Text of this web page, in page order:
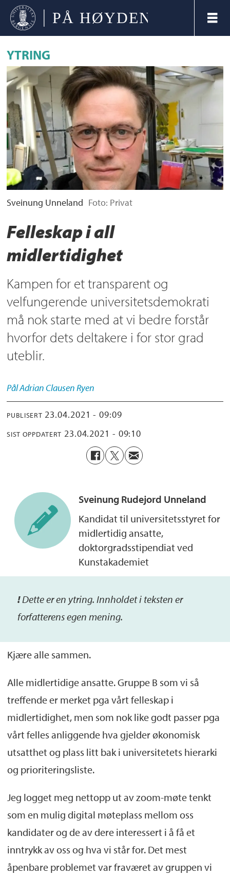
YTRING
Sveinung Unneland Foto: Privat
Felleskap i all
midlertidighet
Kampen for et transparent og
velfungerende universitetsdemokrati
må nok starte med at vi bedre forstår
hvorfor dets deltakere i for stor grad
uteblir.
Pål AdrianClausen Ryen
PUBLISERT 23.04.2021 - 09:09
SIST OPPDATERT 23.04.2021 - 09:10
Sveinung Rudejord Unneland
Kandidat til universitetsstyret for
midlertidig ansatte,
doktorgradsstipendiat ved
Kunstakademiet
!Detteeren ytring. Innholdet i teksten er
forfatterens egen mening.
Kjære alle sammen.
Alle midlertidige ansatte. Gruppe B som vi så
treffende er merket pga vårt felleskap i
midlertidighet, men som nok like godt passer pga
vårt felles anliggende hva gjelder økonomisk
utsatthet og plass litt bak i universitetets hierarki
og prioriteringsliste.
Jeg logget meg nettopp ut av zoom-møte tenkt
som en mulig digital møteplass mellom oss
kandidater og de av dere interessert i å få et
inntrykk av oss og hva vi står for. Det mest
åpenbare problemet var fraværet av gruppen vi